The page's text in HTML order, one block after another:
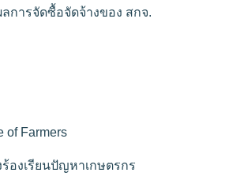
ลการจัดซื้อจัดจ้างของ สกจ.
of Farmers
ร้องเรียนปัญหาเกษตรกร